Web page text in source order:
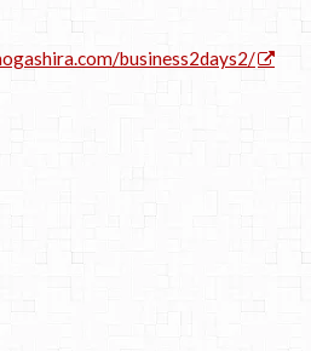
business2days2/